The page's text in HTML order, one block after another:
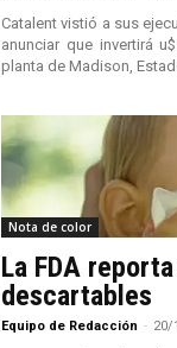
Catalent vistió a sus
anunciar que invertirá
planta de Madison,
Nota de color
La FDA
descartables
Equipo de Redacción - 20/